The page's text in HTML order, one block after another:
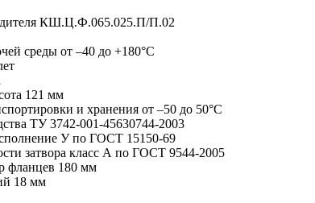
КШ.Ц.Ф.065.025.П/П.02
среды от –40 до +180°C
121 мм
и хранения от –50 до 50°C
ТУ 3742-001-45630744-2003
У по ГОСТ 15150-69
затвора класс А по ГОСТ 9544-2005
фланцев 180 мм
18 мм